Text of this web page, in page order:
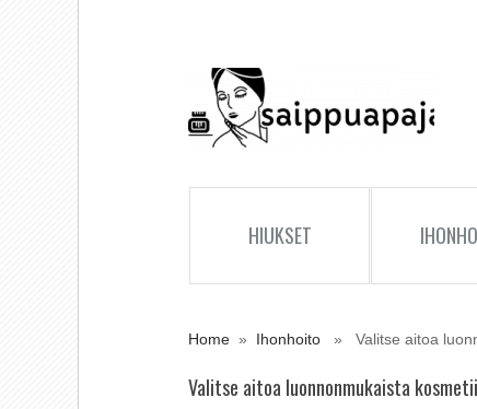
HIUKSET
Home » Ihonhoito » Valitse aitoa
Valitse aitoa luonnonmukaista